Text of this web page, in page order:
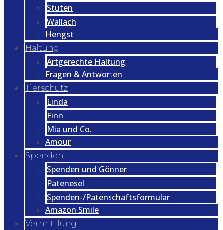
Stuten
Wallach
Hengst
Haltung
Artgerechte Haltung
Fragen & Antworten
Tierschutz
Linda
Finn
Mia und Co.
Amour
Spenden
Spenden und Gönner
Patenesel
Spenden-/Patenschaftsformular
Amazon Smile
Vermittlung